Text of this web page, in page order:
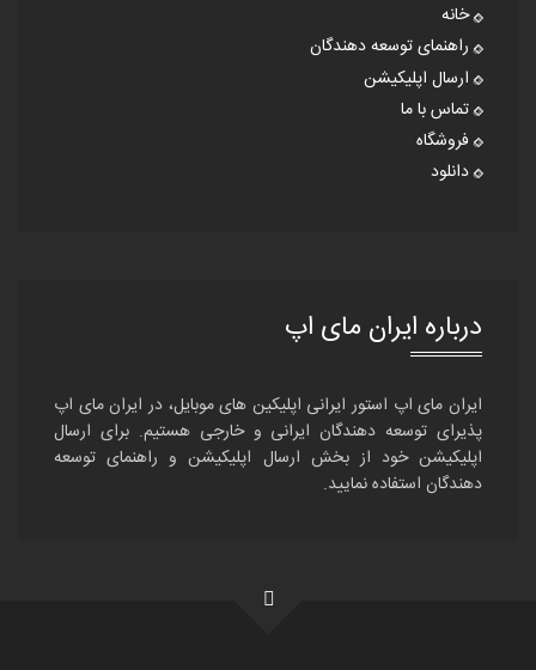
خانه
راهنمای توسعه دهندگان
ارسال اپلیکیشن
تماس با ما
فروشگاه
دانلود
درباره ایران مای اپ
ایران مای اپ استور ایرانی اپلیکین های موبایل، در ایران مای اپ
پذیرای توسعه دهندگان ایرانی و خارجی هستیم. برای ارسال
اپلیکیشن خود از بخش ارسال اپلیکیشن و راهنمای توسعه
دهندگان استفاده نمایید.